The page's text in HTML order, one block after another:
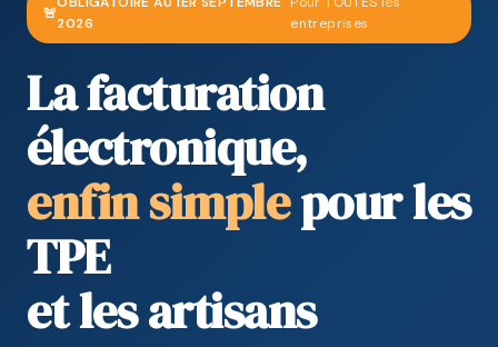
🚨
2026
entreprises
La facturation
électronique,
enfin simplepour les
TPE
et les artisans